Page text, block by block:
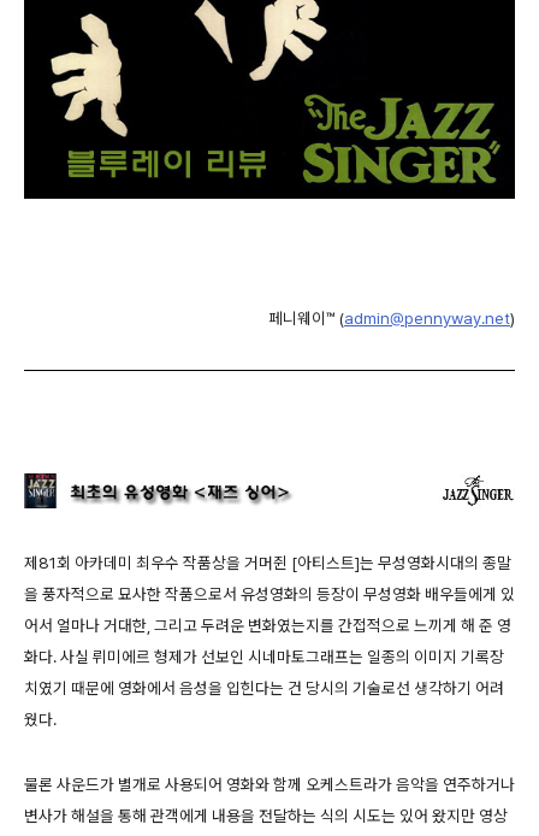
페니웨이™ (admin@pennyway.net)
제81회 아카데미 최우수 작품상을 거머쥔 [아티스트]는 무성영화시대의 종말
을 풍자적으로 묘사한 작품으로서 유성영화의 등장이 무성영화 배우들에게 있
어서 얼마나 거대한, 그리고 두려운 변화였는지를 간접적으로 느끼게 해 준 영
화다. 사실 뤼미에르 형제가 선보인 시네마토그래프는 일종의 이미지 기록장
치였기 때문에 영화에서 음성을 입힌다는 건 당시의 기술로선 생각하기 어려
웠다.
물론 사운드가 별개로 사용되어 영화와 함께 오케스트라가 음악을 연주하거나
변사가 해설을 통해 관객에게 내용을 전달하는 식의 시도는 있어 왔지만 영상